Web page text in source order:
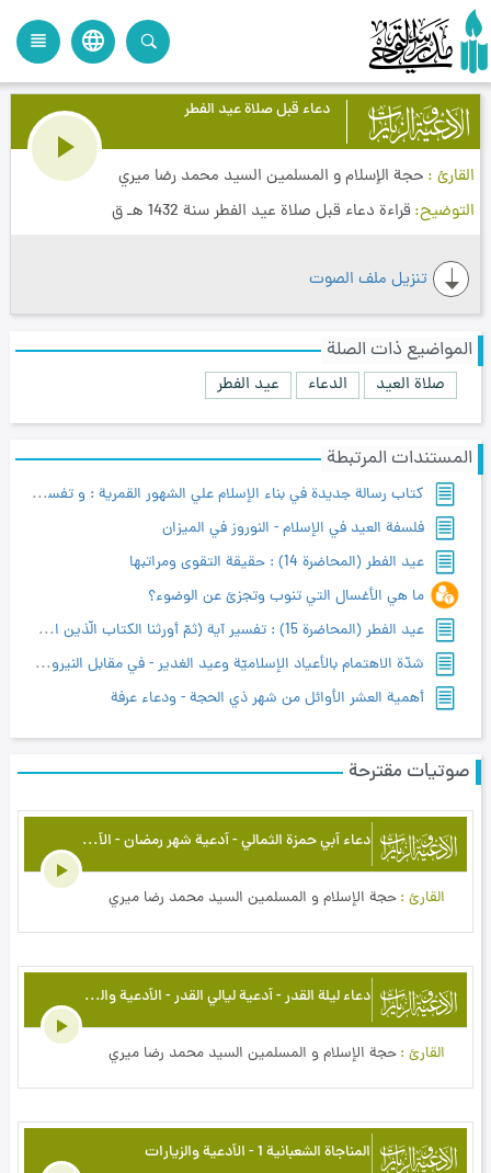
language
view_headline
دعاء قبل صلاة عيد الفطر
القارئ حجة الإسلام و المسلمين السيد محمد رضا ميري
التوضيح قراءة دعاء قبل صلاة عيد الفطر سنة 1432 هـ ق
تنزيل ملف الصوت
المواضيع ذات الصلة
صلاة العيد الدعاء عيد الفطر
المستندات المرتبطة
کتاب رسالة‌ جديدة‌ في‌ بناء الإسلام‌ علي الشهور القمرية : و تفسير آية: (إِنَّ عِدَّةَ الشُّهُورِ عِنْدَ اللَّهِ اثْنا عَشَرَ شَهْراً فِي كِتابِ اللَّهِ يَوْمَ خَلَقَ السَّماواتِ وَ الْأَرْضَ مِنْها أَرْبَعَةٌ حُرُمٌ ذلِكَ الدِّينُ الْقَيِّم‏) - بحث تفسيري روائي فقهي وتاريخي
فلسفة العيد في الإسلام - النوروز في الميزان
عيد الفطر (المحاضرة 14) : حقيقة التقوى ومراتبها
ما هي الأغسال التي تنوب وتجزئ عن الوضوء؟
عيد الفطر (المحاضرة 15) : تفسير آية (ثمّ أورثنا الكتاب الّذين اصطفينا من عبادنا...)
شدّة الاهتمام بالأعياد الإسلاميّة وعيد الغدير - في مقابل النيروز وسائر المناسبات الوطنيّة
أهمية العشر الأوائل من شهر ذي الحجة - ودعاء عرفة
صوتيات مقترحة
دعاء أبي حمزة الثمالي - أدعية شهر رمضان - الأدعية والزيارات
القارئ حجة الإسلام و المسلمين السيد محمد رضا ميري
دعاء ليلة القدر - أدعية ليالي القدر - الأدعية والزيارات
القارئ حجة الإسلام و المسلمين السيد محمد رضا ميري
المناجاة الشعبانية 1 - الأدعية والزيارات